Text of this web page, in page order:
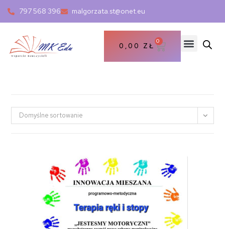
797 568 396 malgorzata.st@onet.eu
0,00 ZŁ
0
Domyślne sortowanie